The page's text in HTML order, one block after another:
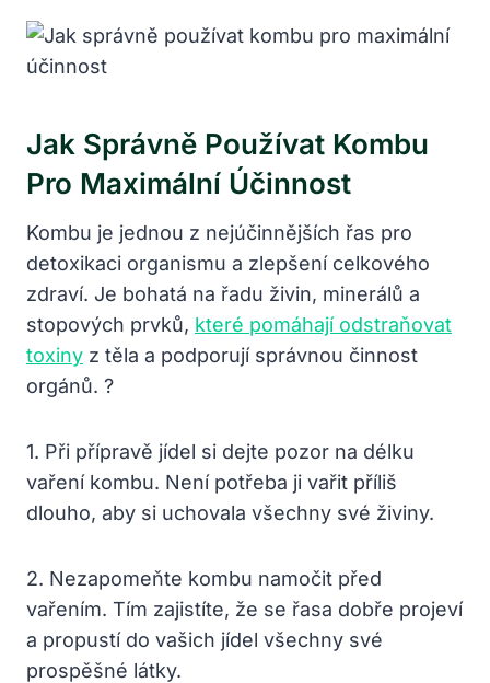
Jak Správně Používat Kombu
Pro Maximální Účinnost
Kombu je jednou z nejúčinnějších řas pro
detoxikaci organismu a zlepšení celkového
zdraví. Je bohatá na řadu živin, minerálů a
stopových prvků, které pomáhají odstraňovat
toxiny z těla a podporují správnou činnost
orgánů. ?
1. Při přípravě jídel si dejte pozor na délku
vaření kombu. Není potřeba ji vařit příliš
dlouho, aby si uchovala všechny své živiny.
2. Nezapomeňte kombu namočit před
vařením. Tím zajistíte, že se řasa dobře projeví
a propustí do vašich jídel všechny své
prospěšné látky.